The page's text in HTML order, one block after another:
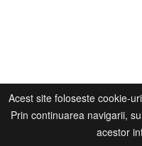
Acest site foloseste cookie-
Prin continuarea navigarii,
acestor